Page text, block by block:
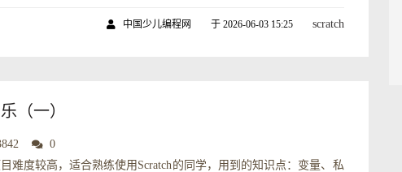
中国少儿编程网 于 2026-06-03 15:25 scratch
（一）
0
难度较高，适合熟练使用Scratch的同学，用到的知识点：变量、私